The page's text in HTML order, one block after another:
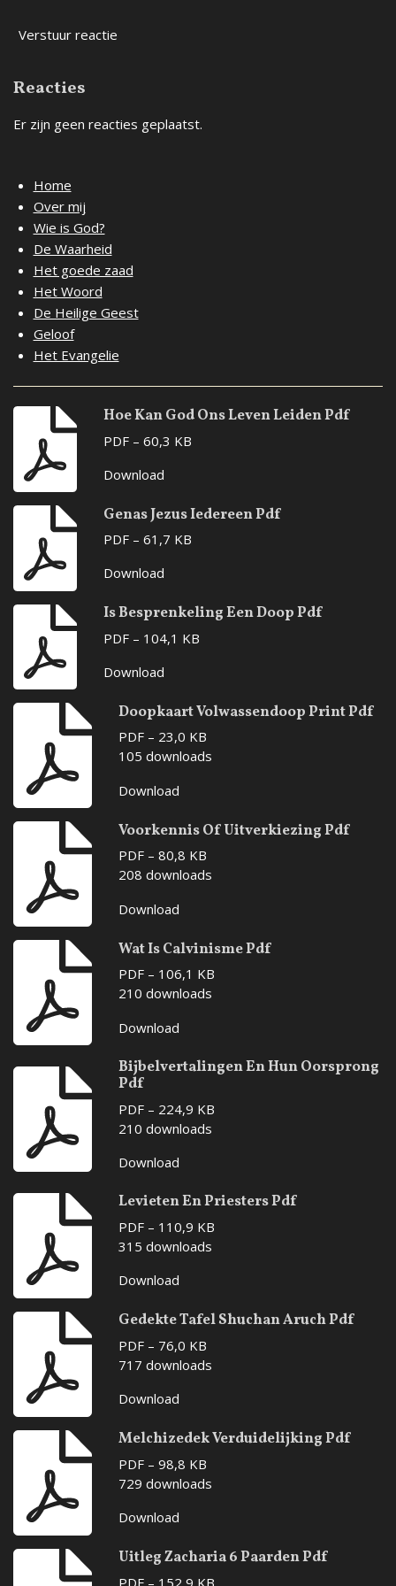
Verstuur reactie
Reacties
Er zijn geen reacties geplaatst.
Home
Over mij
Wie is God?
De Waarheid
Het goede zaad
Het Woord
De Heilige Geest
Geloof
Het Evangelie
Hoe Kan God Ons Leven Leiden Pdf
PDF – 60,3 KB
Download
Genas Jezus Iedereen Pdf
PDF – 61,7 KB
Download
Is Besprenkeling Een Doop Pdf
PDF – 104,1 KB
Download
Doopkaart Volwassendoop Print Pdf
PDF – 23,0 KB
105 downloads
Download
Voorkennis Of Uitverkiezing Pdf
PDF – 80,8 KB
208 downloads
Download
Wat Is Calvinisme Pdf
PDF – 106,1 KB
210 downloads
Download
Bijbelvertalingen En Hun Oorsprong
Pdf
PDF – 224,9 KB
210 downloads
Download
Levieten En Priesters Pdf
PDF – 110,9 KB
315 downloads
Download
Gedekte Tafel Shuchan Aruch Pdf
PDF – 76,0 KB
717 downloads
Download
Melchizedek Verduidelijking Pdf
PDF – 98,8 KB
729 downloads
Download
Uitleg Zacharia 6 Paarden Pdf
PDF – 152,9 KB